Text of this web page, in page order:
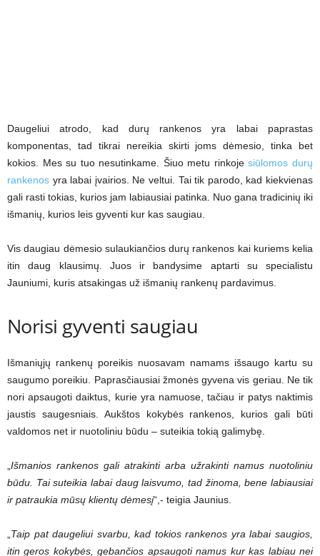
Daugeliui atrodo, kad durų rankenos yra labai paprastas
komponentas, tad tikrai nereikia skirti joms dėmesio, tinka bet
kokios. Mes su tuo nesutinkame. Šiuo metu rinkojesiūlomos durų
rankenos yra labai įvairios. Ne veltui. Tai tik parodo, kad kiekvienas
gali rasti tokias, kurios jam labiausiai patinka. Nuo gana tradicinių iki
išmanių, kurios leis gyventi kur kas saugiau.
Vis daugiau dėmesio sulaukiančios durų rankenos kai kuriems kelia
itin daug klausimų. Juos ir bandysime aptarti su specialistu
Jauniumi, kuris atsakingas už išmanių rankenų pardavimus.
Norisi gyventi saugiau
Išmaniųjų rankenų poreikis nuosavam namams išsaugo kartu su
saugumo poreikiu. Paprasčiausiai žmonės gyvena vis geriau. Ne tik
nori apsaugoti daiktus, kurie yra namuose, tačiau ir patys naktimis
jaustis saugesniais. Aukštos kokybės rankenos, kurios gali būti
valdomos net ir nuotoliniu būdu – suteikia tokią galimybę.
Išmanios rankenos gali atrakinti arba užrakinti namus nuotoliniu
būdu. Tai suteikia labai daug laisvumo, tad žinoma, bene labiausiai
ir patraukia mūsų klientų dėmesį“,- teigia Jaunius.
Taip pat daugeliui svarbu, kad tokios rankenos yra labai saugios,
itin geros kokybės, gebančios apsaugoti namus kur kas labiau nei